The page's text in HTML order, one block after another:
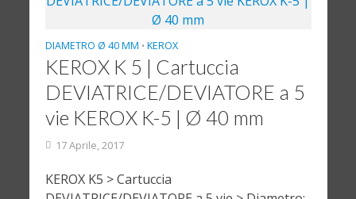
DIAMETRO Ø 40 MM • KEROX
KEROX K 5 | Cartuccia
DEVIATRICE/DEVIATORE a 5
vie KEROX K-5 | Ø 40 mm
17 Aprile, 2017
KEROX K5 > Cartuccia